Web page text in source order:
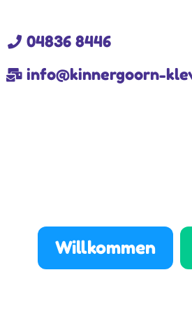
04836 8446
info@kinnergoorn-
Willkommen